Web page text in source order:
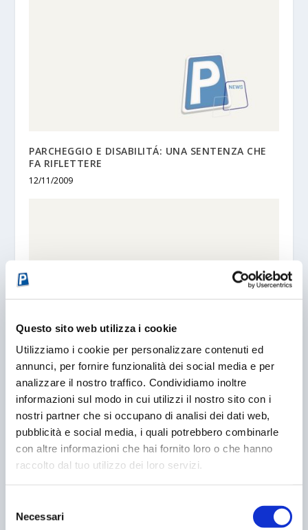
Questo sito web utilizza i cookie
Utilizziamo i cookie per personalizzare contenuti ed
annunci, per fornire funzionalità dei social media e per
analizzare il nostro traffico. Condividiamo inoltre
informazioni sul modo in cui utilizzi il nostro sito con i
nostri partner che si occupano di analisi dei dati web,
pubblicità e social media, i quali potrebbero combinarle
con altre informazioni che hai fornito loro o che hanno
raccolto dal tuo utilizzo dei loro servizi.
delNecessari
PARCHEGGIO E DISABILITÁ: UNA SENTENZA CHE
FA RIFLETTERE
12/11/2009
IL NUOVO PARCHEGGIO DEI PIPISTRELLI
19/07/2007